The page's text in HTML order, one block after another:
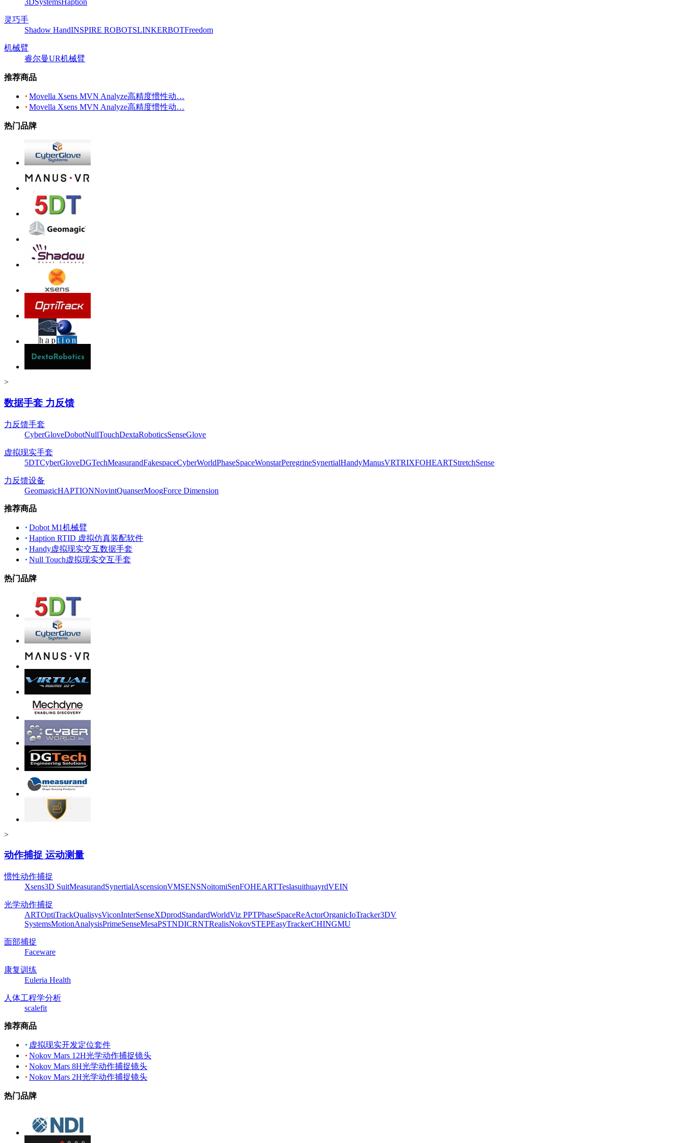
3DSystemsHaption
灵巧手
Shadow HandINSPIRE ROBOTSLINKERBOTFreedom
机械臂
睿尔曼UR机械臂
推荐商品
Movella Xsens MVN Analyze高精度惯性动…
Movella Xsens MVN Analyze高精度惯性动…
热门品牌
>
数据手套 力反馈
力反馈手套
CyberGloveDobotNullTouchDextaRoboticsSenseGlove
虚拟现实手套
5DTCyberGloveDGTechMeasurandFakespaceCyberWorldPhaseSpaceWonstarPeregrineSynertialHandyManusVRTRIXFOHEARTStretchSense
力反馈设备
GeomagicHAPTIONNovintQuanserMoogForce Dimension
推荐商品
Dobot M1机械臂
Haption RTID 虚拟仿真装配软件
Handy虚拟现实交互数据手套
Null Touch虚拟现实交互手套
热门品牌
>
动作捕捉 运动测量
惯性动作捕捉
Xsens3D SuitMeasurandSynertialAscensionVMSENSNoitomiSenFOHEARTTeslasuithuayrdVEIN
光学动作捕捉
ARTOptiTrackQualisysViconInterSenseXDprodStandardWorldViz PPTPhaseSpaceReActorOrganicIoTracker3DV
SystemsMotionAnalysisPrimeSenseMesaPSTNDICRNTRealisNokovSTEPEasyTrackerCHINGMU
面部捕捉
Faceware
康复训练
Euleria Health
人体工程学分析
scalefit
推荐商品
虚拟现实开发定位套件
Nokov Mars 12H光学动作捕捉镜头
Nokov Mars 8H光学动作捕捉镜头
Nokov Mars 2H光学动作捕捉镜头
热门品牌